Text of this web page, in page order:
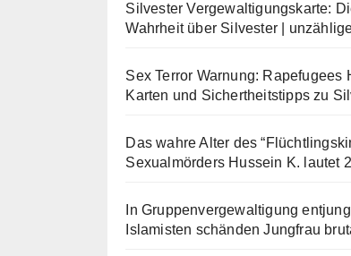
Silvester Vergewaltigungskarte:
Wahrheit über Silvester |
Sex Terror Warnung: Rapefugees
Karten und Sichertheitstipps zu
Das wahre Alter des
Sexualmörders Hussein K. lautet
In Gruppenvergewaltigung
Islamisten schänden Jungfrau